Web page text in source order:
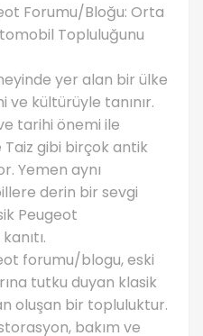
Forumu/Bloğu: Orta
Topluluğunu
yer alan bir ülke
ve kültürüyle tanınır.
tarihi önemi ile
Taiz gibi birçok antik
Yemen aynı
derin bir sevgi
Peugeot
forumu/blogu, eski
tutku duyan klasik
oluşan bir topluluktur.
bakım ve